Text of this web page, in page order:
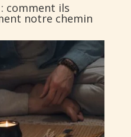
comment ils
notre chemin